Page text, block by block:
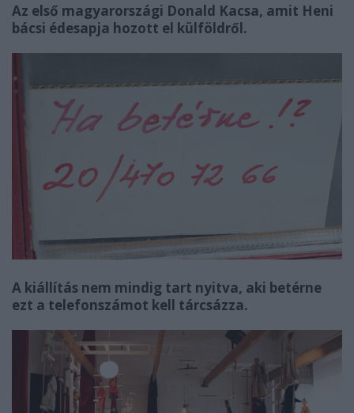
Az első magyarországi Donald Kacsa, amit Heni
bácsi édesapja hozott el külföldről.
A kiállítás nem mindig tart nyitva, aki betérne
ezt a telefonszámot kell tárcsázza.